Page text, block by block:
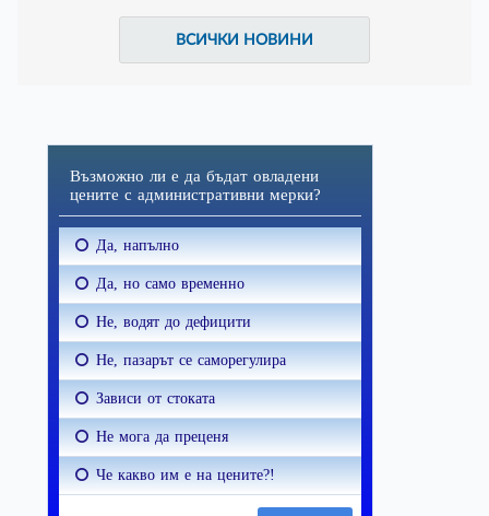
ВСИЧКИ НОВИНИ